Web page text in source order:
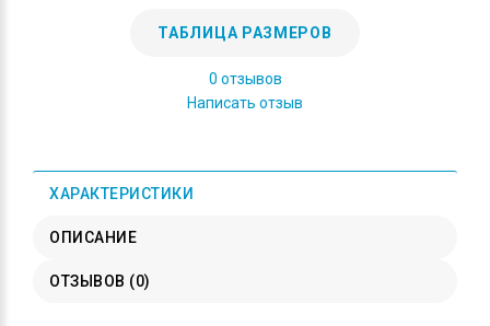
ТАБЛИЦА РАЗМЕРОВ
0 отзывов
Написать отзыв
ХАРАКТЕРИСТИКИ
ОПИСАНИЕ
ОТЗЫВОВ (0)